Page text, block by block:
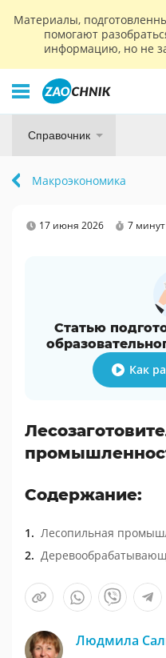
Материалы,
помогают
информацию, но не
Справочник
Макроэкономика
17 июня 2026 7 минут
Статью
Как
Содержание:
Лесопильная
Людмила